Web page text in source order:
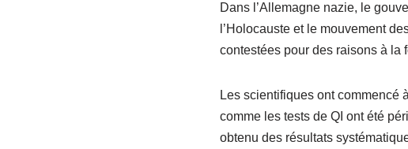
Dans l’Allemagne nazie, le
l’Holocauste et le mouvement
contestées pour des raisons à la
Les scientifiques ont commencé
comme les tests de QI ont été
obtenu des résultats